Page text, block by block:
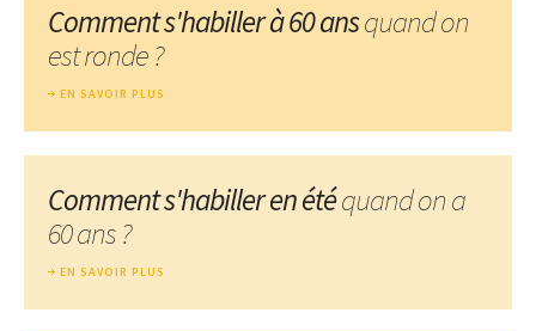
Comment s'habiller à 60 ansquand on
est ronde ?
EN SAVOIR PLUS
Comment s'habiller en étéquand on a
60 ans ?
EN SAVOIR PLUS